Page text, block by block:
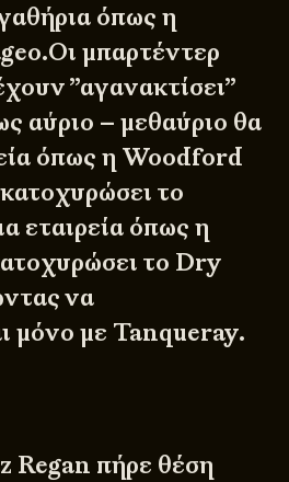
όπως η
μπαρτέντερ
”αγανακτίσει”
αύριο – μεθαύριο θα
όπως η Woodford
το
εταιρεία όπως η
το Dry
να
μόνο με Tanqueray.
Regan πήρε θέση